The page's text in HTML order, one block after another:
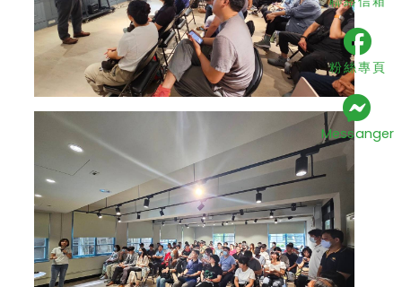
粉絲專頁
Messanger